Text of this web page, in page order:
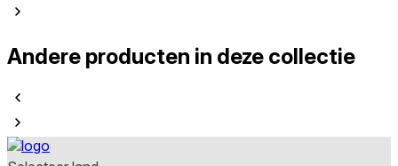
Andere producten in deze collectie